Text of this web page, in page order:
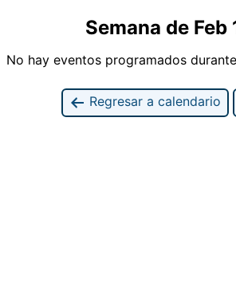
Semana de Feb
No hay eventos programados
Regresar a calendario